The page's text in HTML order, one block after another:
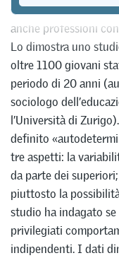
trasmettono ai figli,
anche professioni
Lo dimostra uno
oltre 1100 giovani
periodo di 20 anni
sociologo
l’Università di
definito
tre aspetti: la
da parte dei
piuttosto la
studio ha indagato
privilegiati
indipendenti. I dati